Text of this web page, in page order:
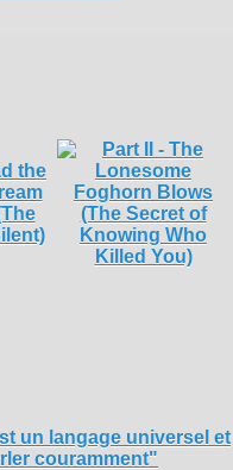
un langage universel et
couramment"